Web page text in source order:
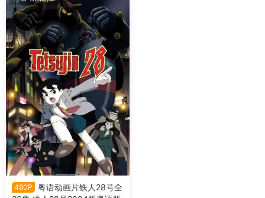
480P
粤语动画片铁人28号全